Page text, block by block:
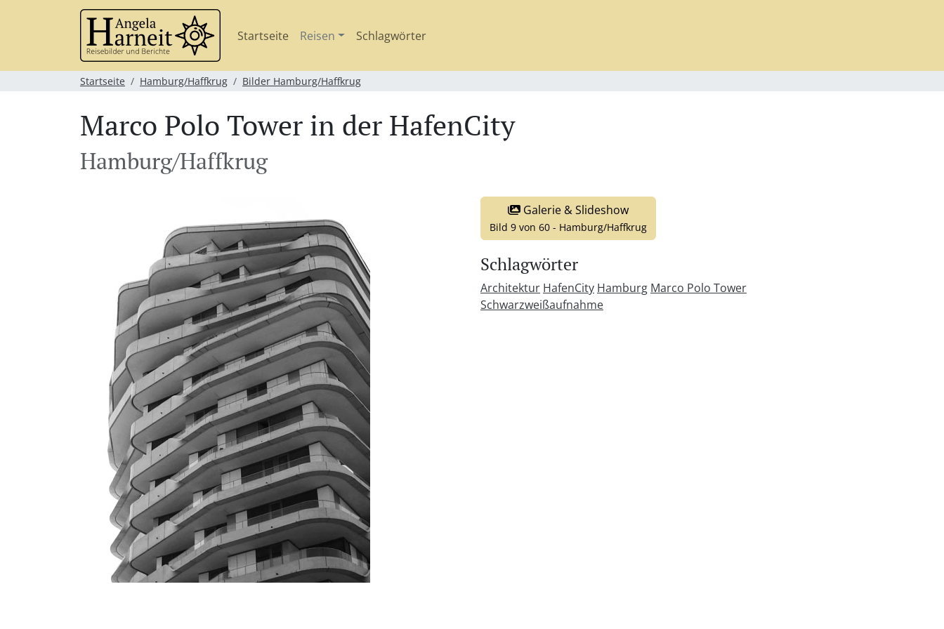
Startseite Reisen Schlagwörter
Startseite Hamburg/Haffkrug Bilder Hamburg/Haffkrug
Marco Polo Tower in der HafenCity
Hamburg/Haffkrug
Galerie & Slideshow
Bild 9 von 60 - Hamburg/Haffkrug
Schlagwörter
Architektur HafenCity Hamburg Marco Polo Tower
Schwarzweißaufnahme